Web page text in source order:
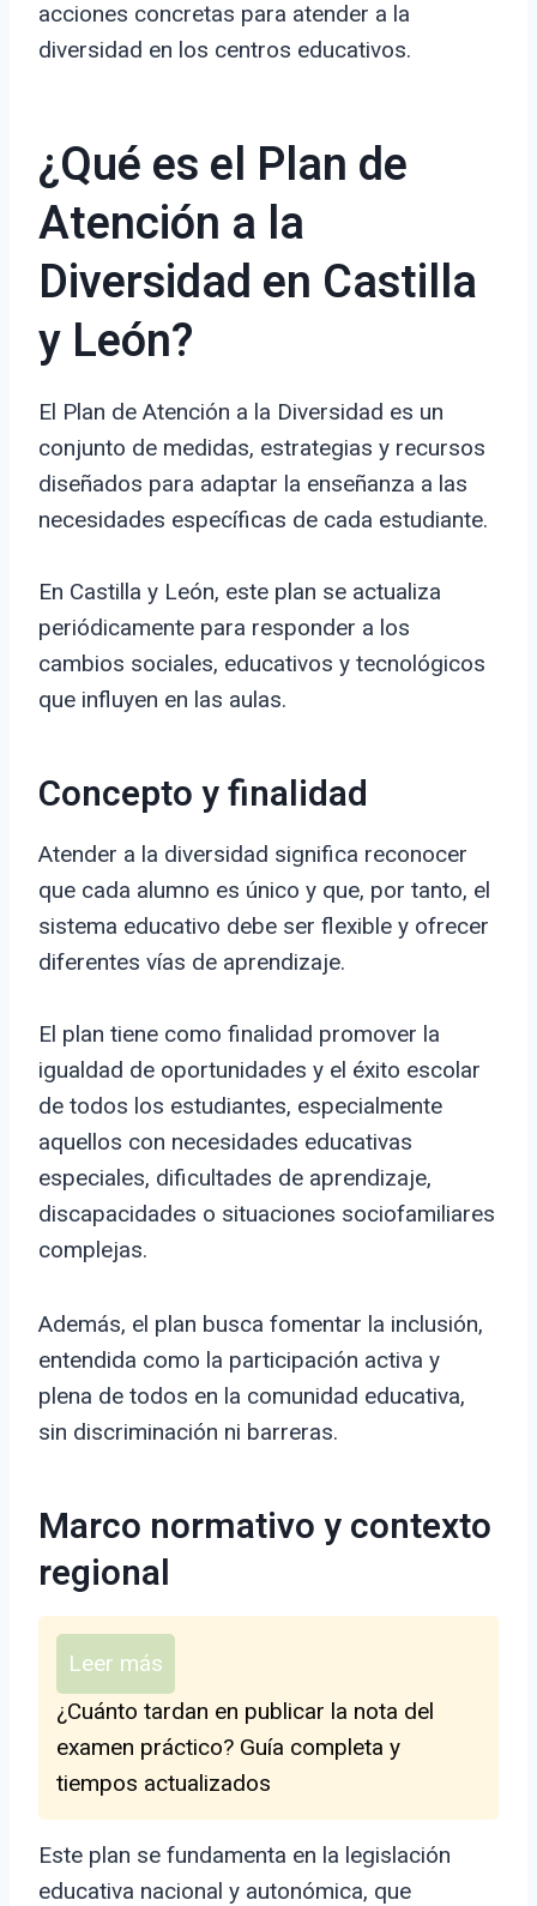
acciones concretas para atender a la
diversidad en los centros educativos.
¿Qué es el Plan de
Atención a la
Diversidad en Castilla
y León?
El Plan de Atención a la Diversidad es un
conjunto de medidas, estrategias y recursos
diseñados para adaptar la enseñanza a las
necesidades específicas de cada estudiante.
En Castilla y León, este plan se actualiza
periódicamente para responder a los
cambios sociales, educativos y tecnológicos
que influyen en las aulas.
Concepto y finalidad
Atender a la diversidad significa reconocer
que cada alumno es único y que, por tanto, el
sistema educativo debe ser flexible y ofrecer
diferentes vías de aprendizaje.
El plan tiene como finalidad promover la
igualdad de oportunidades y el éxito escolar
de todos los estudiantes, especialmente
aquellos con necesidades educativas
especiales, dificultades de aprendizaje,
discapacidades o situaciones sociofamiliares
complejas.
Además, el plan busca fomentar la inclusión,
entendida como la participación activa y
plena de todos en la comunidad educativa,
sin discriminación ni barreras.
Marco normativo y contexto
regional
Leer más
¿Cuánto tardan en publicar la nota del
examen práctico? Guía completa y
tiempos actualizados
Este plan se fundamenta en la legislación
educativa nacional y autonómica, que